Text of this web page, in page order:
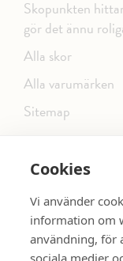
Cookies
Vi använder
information om
användning, för
sociala medier
Skopunkten
gör det ännu
Alla skor
Alla varumärken
Sitemap
FÖLJ OSS PÅ